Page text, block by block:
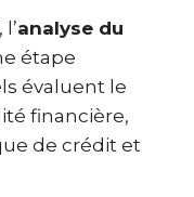
analyse du
étape
évaluent le
financière,
de crédit et